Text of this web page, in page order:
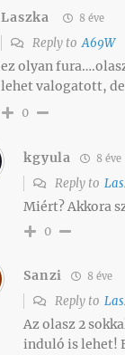
Laszka 8 éve
Reply toA69W
ez olyan
lehet valogatott,
0
kgyula 8 éve
Reply to
Miért? Akkora
0
Sanzi 8 éve
Reply to
Az olasz 2
induló is lehet!